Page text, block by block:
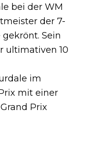
bei der WM
der 7-
Sein
ultimativen 10
im
mit einer
Prix